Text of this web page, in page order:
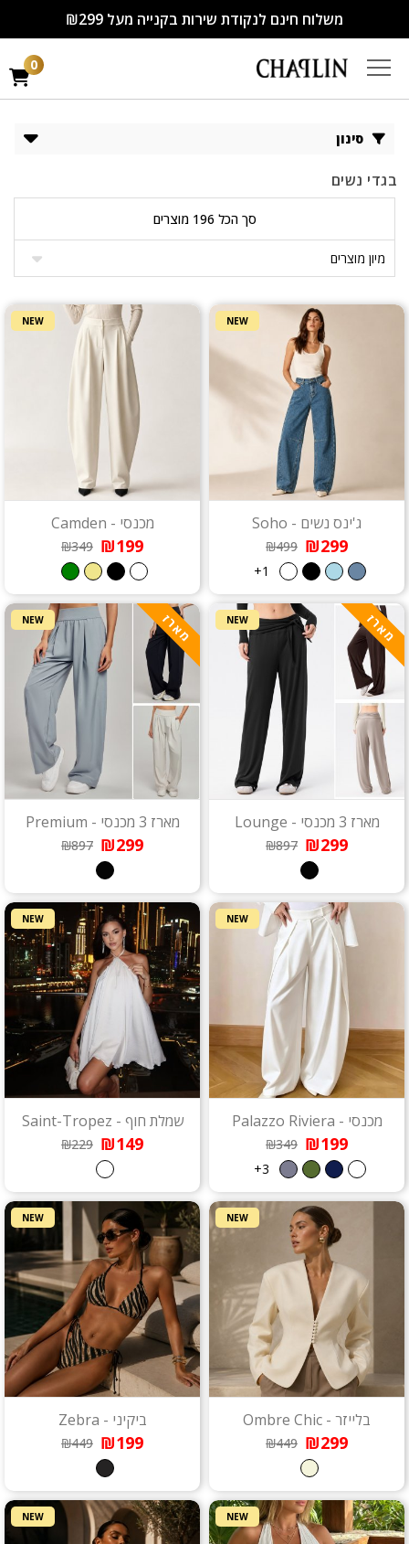
משלוח חינם לנקודת שירות בקנייה מעל ₪299
0
סינון
בגדי נשים
סך הכל 196 מוצרים
NEW
ג'ינס נשים - Soho
₪299
₪499
1+
NEW
מכנסי - Camden
₪199
₪349
NEW מארז
מארז 3 מכנסי - Lounge
₪299
₪897
NEW מארז
מארז 3 מכנסי - Premium
₪299
₪897
NEW
מכנסי - Palazzo Riviera
₪199
₪349
3+
NEW
שמלת חוף - Saint-Tropez
₪149
₪229
NEW
בלייזר - Ombre Chic
₪299
₪449
NEW
ביקיני - Zebra
₪199
₪449
NEW
NEW